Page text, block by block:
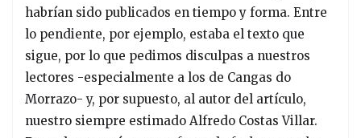
habrían sido publicados en tiempo y forma. Entre
lo pendiente, por ejemplo, estaba el texto que
sigue, por lo que pedimos disculpas a nuestros
lectores -especialmente a los de Cangas do
Morrazo- y, por supuesto, al autor del artículo,
nuestro siempre estimado Alfredo Costas Villar.